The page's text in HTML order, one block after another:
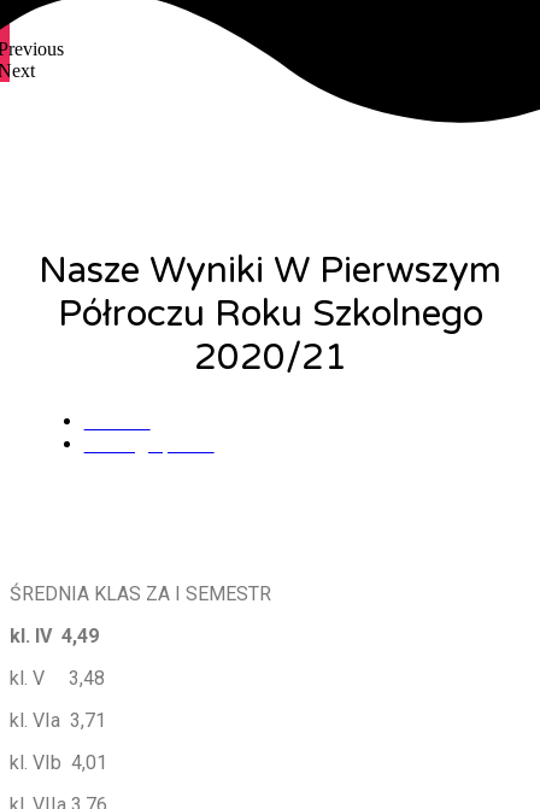
Nasze Wyniki W Pierwszym
Półroczu Roku Szkolnego
2020/21
ŚREDNIA KLAS ZA I SEMESTR
kl. IV 4,49
kl. V 3,48
kl. VIa 3,71
kl. VIb 4,01